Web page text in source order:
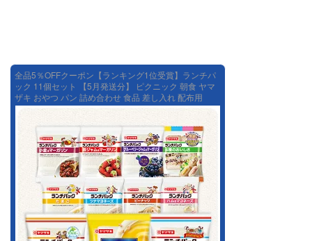
全品5％OFFクーポン【ランキング1位受賞】ランチパ
ック 11個セット 【5月発送分】 ピクニック 朝食 ヤマ
ザキ おやつ パン 詰め合わせ 食品 差し入れ 配布用